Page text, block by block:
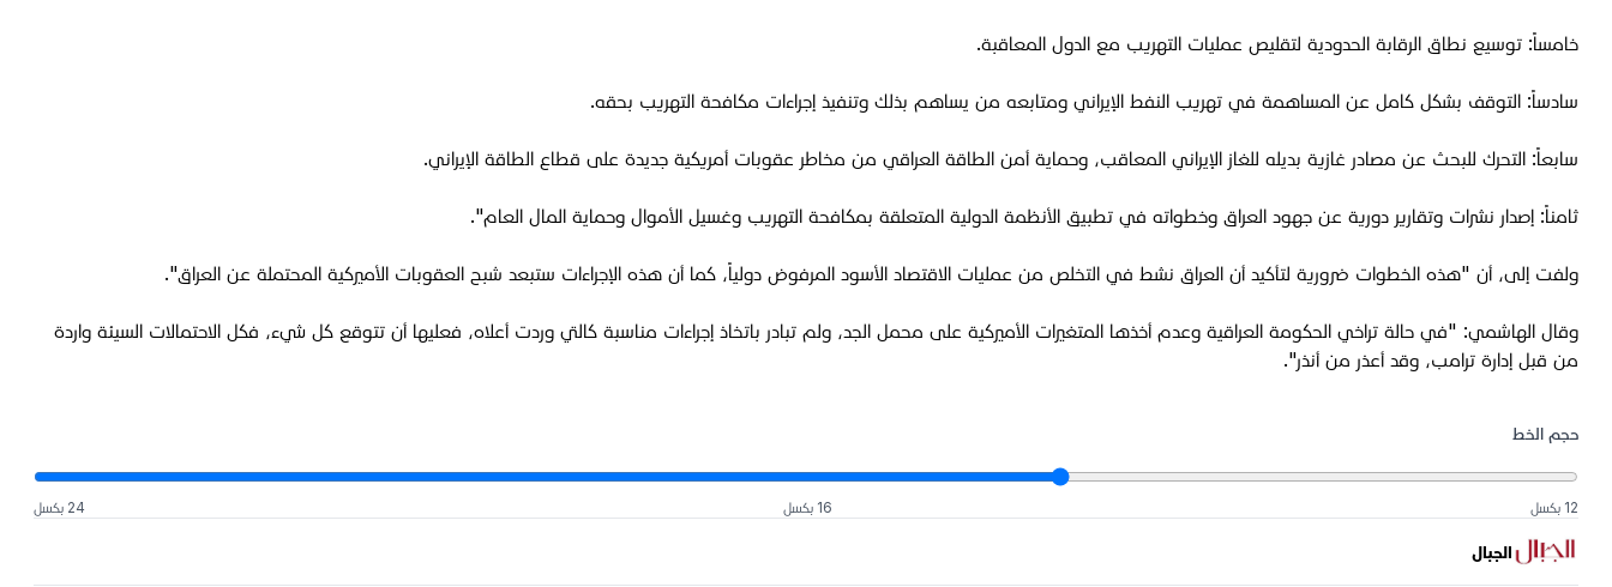
خامساً: توسيع نطاق الرقابة الحدودية لتقليص عمليات التهريب مع الدول المعاقبة.
سادساً: التوقف بشكل كامل عن المساهمة في تهريب النفط الإيراني ومتابعه من يساهم بذلك وتنفيذ إجراءات مكافحة التهريب بحقه.
سابعاً: التحرك للبحث عن مصادر غازية بديله للغاز الإيراني المعاقب، وحماية أمن الطاقة العراقي من مخاطر عقوبات أمريكية جديدة على قطاع الطاقة الإيراني.
ثامناً: إصدار نشرات وتقارير دورية عن جهود العراق وخطواته في تطبيق الأنظمة الدولية المتعلقة بمكافحة التهريب وغسيل الأموال وحماية المال العام".
ولفت إلى، أن "هذه الخطوات ضرورية لتأكيد أن العراق نشط في التخلص من عمليات الاقتصاد الأسود المرفوض دولياً، كما أن هذه الإجراءات ستبعد شبح العقوبات الأميركية المحتملة عن العراق".
وقال الهاشمي: "في حالة تراخي الحكومة العراقية وعدم أخذها المتغيرات الأميركية على محمل الجد، ولم تبادر باتخاذ إجراءات مناسبة كالتي وردت أعلاه، فعليها أن تتوقع كل شيء، فكل الاحتمالات السيئة واردة
من قبل إدارة ترامب، وقد أعذر من أنذر".
حجم الخط
12 بكسل 16 بكسل 24 بكسل
الجبال